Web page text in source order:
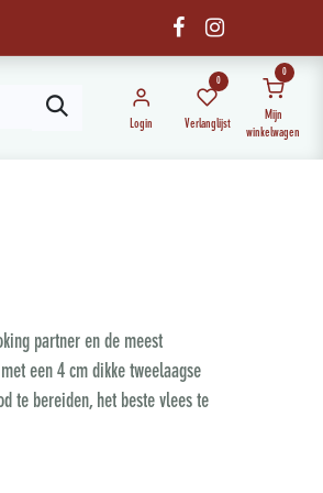
Login
0
Verlanglijst
0
Mijn
winkelwagen
partner en de meest
een 4 cm dikke tweelaagse
te bereiden, het beste vlees te